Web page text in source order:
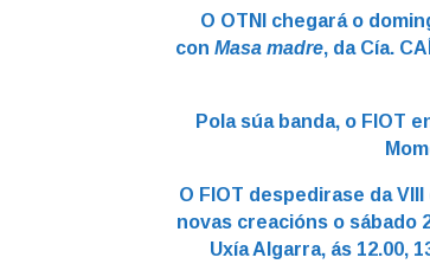
O OTNI chegará o
conMasa madre, da Cía.
Pola súa banda, o FIOT
O FIOT despedirase da
novas creacións o sábado
Uxía Algarra, ás 12.00,